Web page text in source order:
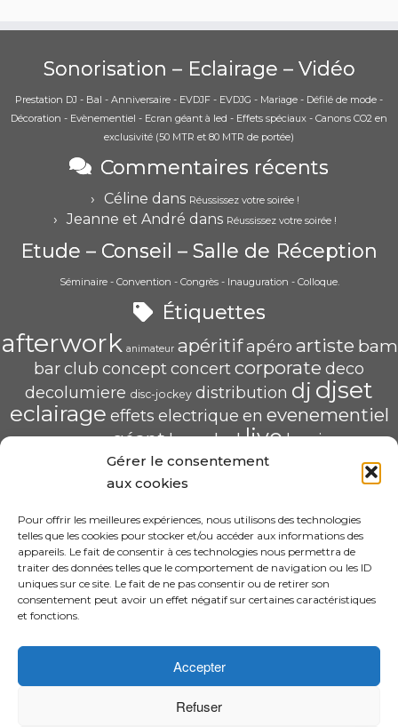
Gérer le consentement
aux cookies
Pour offrir les meilleures expériences, nous utilisons des technologies
telles que les cookies pour stocker et/ou accéder aux informations des
appareils. Le fait de consentir à ces technologies nous permettra de
traiter des données telles que le comportement de navigation ou les ID
uniques sur ce site. Le fait de ne pas consentir ou de retirer son
consentement peut avoir un effet négatif sur certaines caractéristiques
et fonctions.
Accepter
Refuser
Sonorisation – Eclairage – Vidéo
Prestation DJ - Bal - Anniversaire - EVDJF - EVDJG - Mariage - Défilé de mode -
Décoration - Evènementiel - Ecran géant à led - Effets spéciaux - Canons CO2 en
exclusivité (50 MTR et 80 MTR de portée)
Commentaires récents
Céline dans Réussissez votre soirée !
Jeanne et André dans Réussissez votre soirée !
Etude – Conseil – Salle de Réception
Séminaire - Convention - Congrès - Inauguration - Colloque.
Étiquettes
afterwork animateur apéritif apéro artiste bam
barclub conceptconcertcorporate deco
decolumiere disc-jockey distribution dj djset
eclairage effets electrique en evenementiel
groupegéanthaugledlivelumiere
mariagemise mix pau POP U L'AIR radio
saschahaugscenique soirée
spécialiste structure video écran
HAUG Sascha Animation
11 Rue ADA BYRON 64000 PAU
06.31.30.63.58 – sascha.animation@gmail.com
© 2026 Design By Sascha HAUG Animation